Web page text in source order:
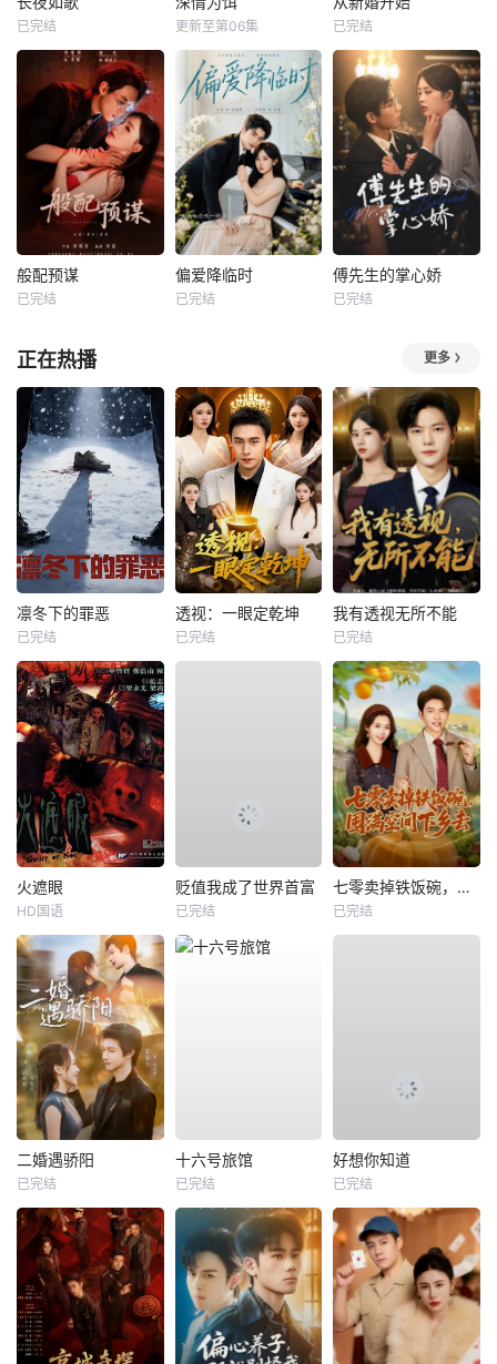
已完结 更新至第06集 已完结
般配预谋
已完结
偏爱降临时
已完结
傅先生的掌心娇
已完结
正在热播 更多
凛冬下的罪恶
已完结
透视：一眼定乾坤
已完结
我有透视无所不能
已完结
火遮眼
HD国语
贬值我成了世界首富
已完结
七零卖掉铁饭碗，囤满空间下乡去
已完结
二婚遇骄阳
已完结
十六号旅馆
已完结
好想你知道
已完结